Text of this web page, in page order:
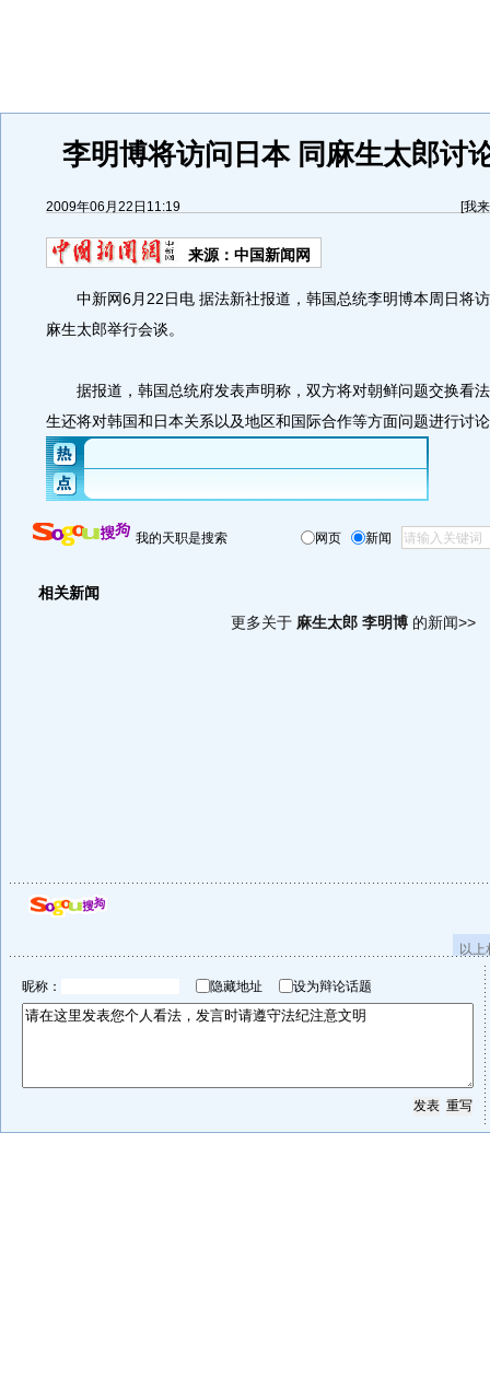
李明博将访问日本 同麻生太郎讨
2009年06月22日11:19 [我
来源： 中国新闻网
中新网6月22日电 据法新社报道，韩国总统李明博本周日将访
麻生太郎举行会谈。
据报道，韩国总统府发表声明称，双方将对朝鲜问题交换看法
生还将对韩国和日本关系以及地区和国际合作等方面问题进行讨
我的天职是搜索 网页 新闻
相关新闻
更多关于 麻生太郎 李明博 的新闻>>
以
昵称： 隐藏地址 设为辩论话题